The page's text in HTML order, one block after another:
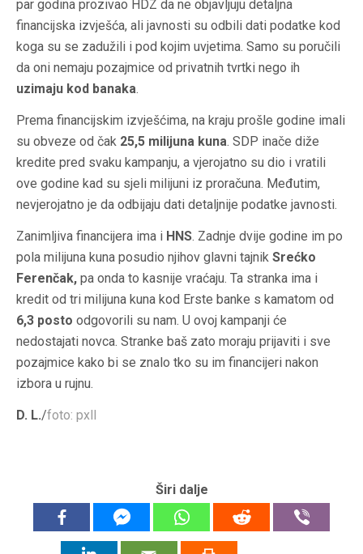
par godina prozivao HDZ da ne objavljuju detaljna
financijska izvješća, ali javnosti su odbili dati podatke kod
koga su se zadužili i pod kojim uvjetima. Samo su poručili
da oni nemaju pozajmice od privatnih tvrtki nego ih
uzimaju kod banaka.
Prema financijskim izvješćima, na kraju prošle godine imali
su obveze od čak 25,5 milijuna kuna. SDP inače diže
kredite pred svaku kampanju, a vjerojatno su dio i vratili
ove godine kad su sjeli milijuni iz proračuna. Međutim,
nevjerojatno je da odbijaju dati detaljnije podatke javnosti.
Zanimljiva financijera ima i HNS. Zadnje dvije godine im po
pola milijuna kuna posudio njihov glavni tajnik Srećko
Ferenčak, pa onda to kasnije vraćaju. Ta stranka ima i
kredit od tri milijuna kuna kod Erste banke s kamatom od
6,3 posto odgovorili su nam. U ovoj kampanji će
nedostajati novca. Stranke baš zato moraju prijaviti i sve
pozajmice kako bi se znalo tko su im financijeri nakon
izbora u rujnu.
D. L./foto: pxll
Širi dalje